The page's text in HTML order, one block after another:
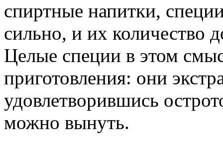
спиртные напитки,
сильно, и их количество
Целые специи в этом
приготовления: они
удовлетворившись
можно вынуть.